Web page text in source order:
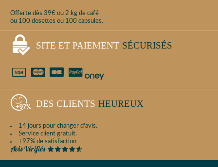
Offerte dès 39€ ou 2 kg de café
ou 100 dosettes ou 100 capsules.
SITE ET PAIEMENT SÉCURISÉS
DES CLIENTS HEUREUX
14 jours pour changer d'avis.
Service client gratuit.
+97% de satisfaction